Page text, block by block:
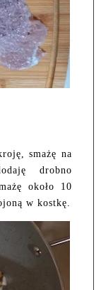
smażę na
drobno
około 10
w kostkę.